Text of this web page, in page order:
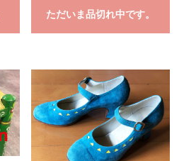
ただいま品切れ中です。